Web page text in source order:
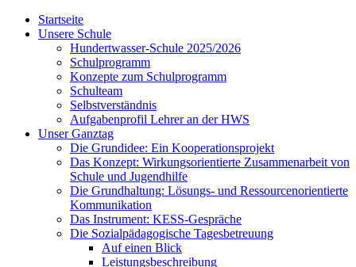
Startseite
Unsere Schule
Hundertwasser-Schule 2025/2026
Schulprogramm
Konzepte zum Schulprogramm
Schulteam
Selbst­ver­ständ­nis
Aufgabenprofil Lehrer an der HWS
Unser Ganztag
Die Grundidee: Ein Kooperationsprojekt
Das Konzept: Wirkungsorientierte Zusammenarbeit von
Schule und Jugendhilfe
Die Grundhaltung: Lösungs- und Ressourcenorientierte
Kommunikation
Das Instrument: KESS-Gespräche
Die Sozialpädagogische Tagesbetreuung
Auf einen Blick
Leistungsbeschreibung